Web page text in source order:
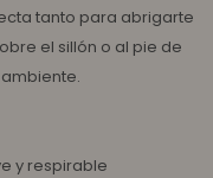
tanto para abrigarte
el sillón o al pie de
y respirable